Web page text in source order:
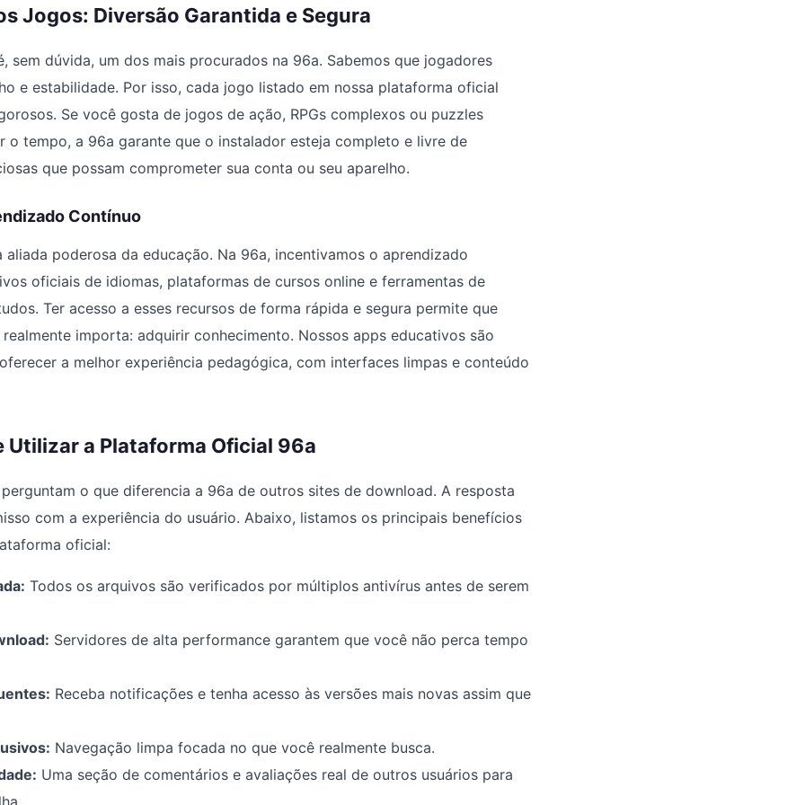
Jogos: Diversão Garantida e Segura
sem dúvida, um dos mais procurados na 96a. Sabemos que jogadores
e estabilidade. Por isso, cada jogo listado em nossa plataforma oficial
Se você gosta de jogos de ação, RPGs complexos ou puzzles
o tempo, a 96a garante que o instalador esteja completo e livre de
que possam comprometer sua conta ou seu aparelho.
Contínuo
aliada poderosa da educação. Na 96a, incentivamos o aprendizado
oficiais de idiomas, plataformas de cursos online e ferramentas de
Ter acesso a esses recursos de forma rápida e segura permite que
importa: adquirir conhecimento. Nossos apps educativos são
a melhor experiência pedagógica, com interfaces limpas e conteúdo
Utilizar a Plataforma Oficial 96a
o que diferencia a 96a de outros sites de download. A resposta
com a experiência do usuário. Abaixo, listamos os principais benefícios
oficial:
Todos os arquivos são verificados por múltiplos antivírus antes de serem
Servidores de alta performance garantem que você não perca tempo
Receba notificações e tenha acesso às versões mais novas assim que
Navegação limpa focada no que você realmente busca.
Uma seção de comentários e avaliações real de outros usuários para